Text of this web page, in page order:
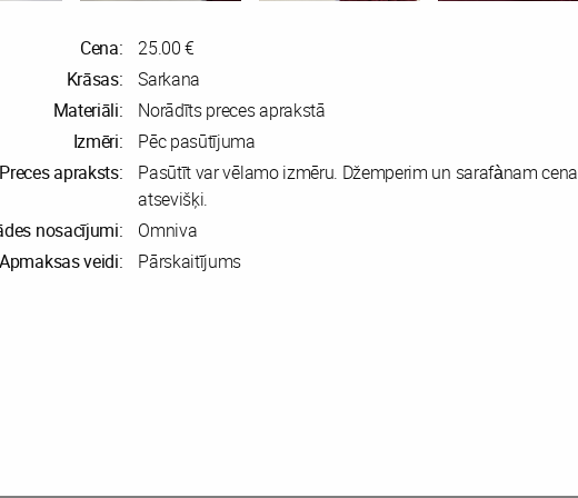
Cena:
25.00 €
Krāsas:
Sarkana
Materiāli:
Norādīts preces aprakstā
Izmēri:
Pēc pasūtījuma
Preces apraksts:
Pasūtīt var vēlamo izmēru. Džemperim un sarafànam cena
atsevišķi.
nosacījumi:
Omniva
Apmaksas veidi:
Pārskaitījums